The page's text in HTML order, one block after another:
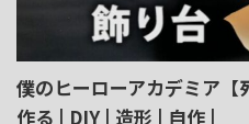
僕のヒーローアカデミア【
作る | DIY | 造形 | 自作 |